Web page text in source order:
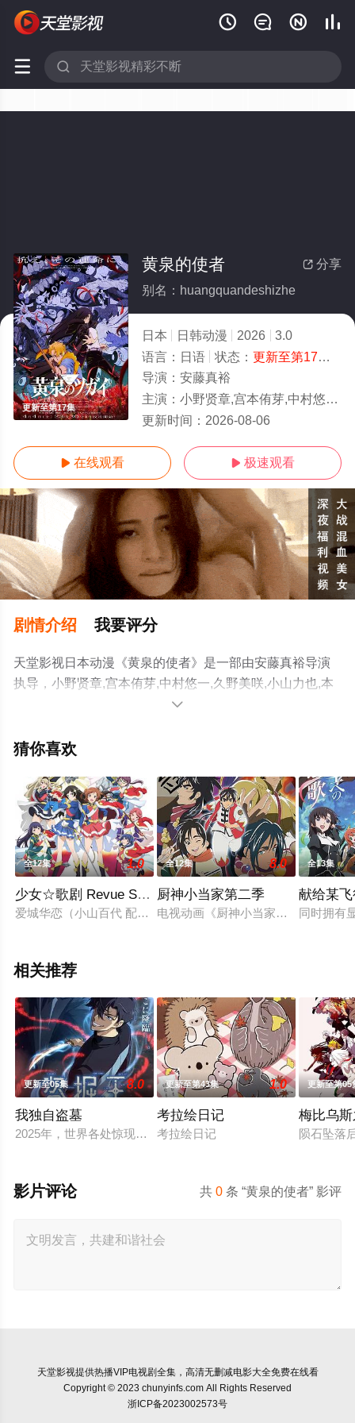
   
 
更新至第17集
 分享
黄泉的使者
别名：huangquandeshizhe
日本 日韩动漫 2026
3.0
语言： 日语 状态： 更新至第17集
导演： 安藤真裕
主演： 小野贤章,宫本侑芽,中村悠一,久野美咲,小山力也,本田贵子,岛袋美由利,诹访部顺一
更新时间： 2026-08-06
 在线观看  极速观看
剧情介绍 我要评分
天堂影视日本动漫《黄泉的使者》是一部由安藤真裕导演
执导，小野贤章,宫本侑芽,中村悠一,久野美咲,小山力也,本
田贵子,岛袋美由利,诹访部顺一等演员精彩演绎的日本动
影网，更多相关信息可移步至豆瓣动漫、电视猫或剧情网

猜你喜欢
全12集 1.0
少女☆歌剧 Revue Starlight
爱城华恋（小山百代 配音）自幼便对聚光灯照耀的舞台充满了
全12集 8.0
厨神小当家第二季
电视动画《厨神小当家》改编自小川
全13集
献给某
同时拥有
相关推荐
更新至05集 8.0
我独自盗墓
2025年，世界各处惊现古墓，获得墓中“宝物”之人便能获得先
更新至第43集 1.0
考拉绘日记
考拉绘日记
更新至第05
梅比乌
陨石坠落
共0 条 “黄泉的使者” 影评
影片评论
天堂影视提供热播VIP电视剧全集，高清无删减电影大全免费在线看
Copyright © 2023 chunyinfs.com All Rights Reserved
浙ICP备2023002573号